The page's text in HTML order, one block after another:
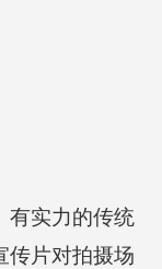
有实力的传统
传片对拍摄场